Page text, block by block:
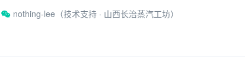
nothing-lee（技术支持 · 山西长治蒸汽工坊）